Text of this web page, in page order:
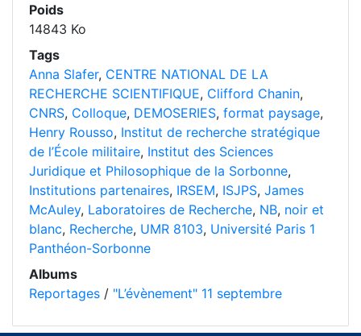
Poids
14843 Ko
Tags
Anna Slafer, CENTRE NATIONAL DE LA
RECHERCHE SCIENTIFIQUE, Clifford Chanin,
CNRS, Colloque, DEMOSERIES, format paysage,
Henry Rousso, Institut de recherche stratégique
de l’École militaire, Institut des Sciences
Juridique et Philosophique de la Sorbonne,
Institutions partenaires, IRSEM, ISJPS, James
McAuley, Laboratoires de Recherche, NB, noir et
blanc, Recherche, UMR 8103, Université Paris 1
Panthéon-Sorbonne
Albums
Reportages / "L’évènement" 11 septembre